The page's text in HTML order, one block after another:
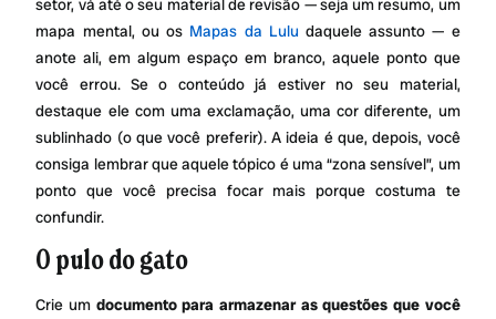
setor, vá até o seu material de revisão — seja um resumo, um
mapa mental, ou os Mapas da Lulu daquele assunto — e
anote ali, em algum espaço em branco, aquele ponto que
você errou. Se o conteúdo já estiver no seu material,
destaque ele com uma exclamação, uma cor diferente, um
sublinhado (o que você preferir). A ideia é que, depois, você
consiga lembrar que aquele tópico é uma “zona sensível”, um
ponto que você precisa focar mais porque costuma te
confundir.
O pulo do gato
Crie um documento para armazenar as questões que você